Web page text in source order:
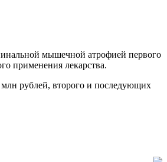
мышечной атрофией первого
применения лекарства.
млн рублей, второго и последующих